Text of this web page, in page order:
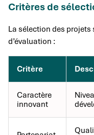
Critères de
La sélection des projets
d’évaluation :
Critère
Caractère
innovant